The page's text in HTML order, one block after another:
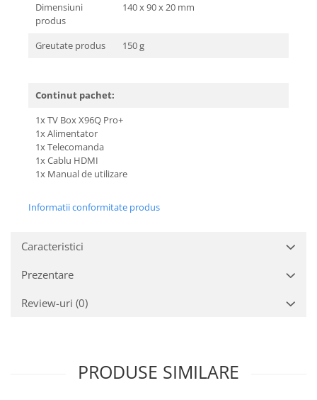
Dimensiuni
produs
140 x 90 x 20 mm
Greutate produs 150 g
Continut pachet:
1x TV Box X96Q Pro+
1x Alimentator
1x Telecomanda
1x Cablu HDMI
1x Manual de utilizare
Informatii conformitate produs
Caracteristici
Prezentare
Review-uri (0)
PRODUSE SIMILARE